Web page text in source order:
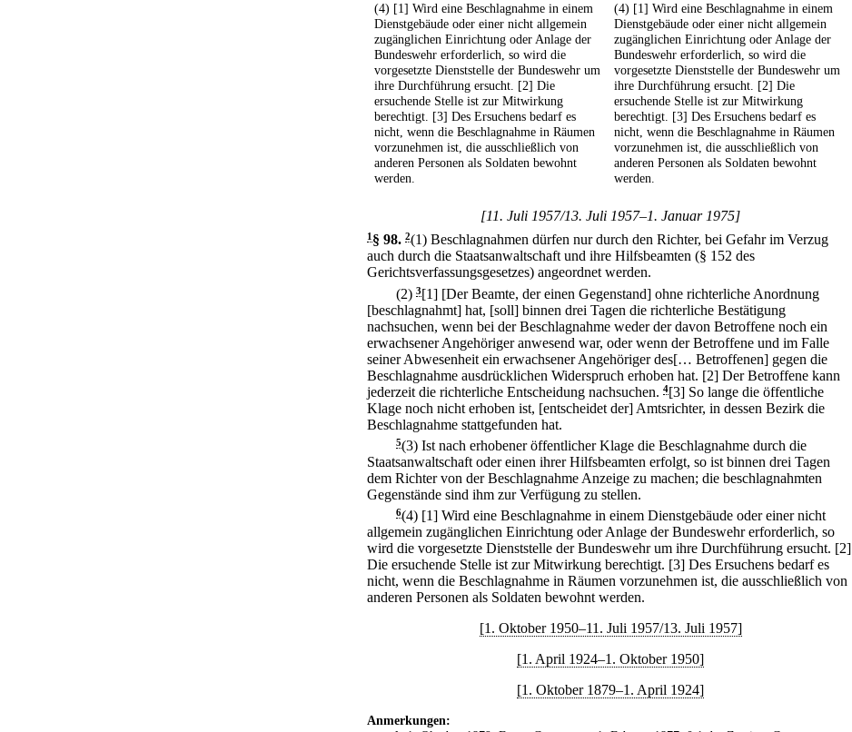
(4) [1] Wird eine Beschlagnahme in einem
Dienstgebäude oder einer nicht allgemein
zugänglichen Einrichtung oder Anlage der
Bundeswehr erforderlich, so wird die
vorgesetzte Dienststelle der Bundeswehr um
ihre Durchführung ersucht. [2] Die
ersuchende Stelle ist zur Mitwirkung
berechtigt. [3] Des Ersuchens bedarf es
nicht, wenn die Beschlagnahme in Räumen
vorzunehmen ist, die ausschließlich von
anderen Personen als Soldaten bewohnt
werden.
(4) [1] Wird eine Beschlagnahme in einem
Dienstgebäude oder einer nicht allgemein
zugänglichen Einrichtung oder Anlage der
Bundeswehr erforderlich, so wird die
vorgesetzte Dienststelle der Bundeswehr um
ihre Durchführung ersucht. [2] Die
ersuchende Stelle ist zur Mitwirkung
berechtigt. [3] Des Ersuchens bedarf es
nicht, wenn die Beschlagnahme in Räumen
vorzunehmen ist, die ausschließlich von
anderen Personen als Soldaten bewohnt
werden.
[11. Juli 1957/13. Juli 1957–1. Januar 1975]
1§ 98. 2(1) Beschlagnahmen dürfen nur durch den Richter, bei Gefahr im Verzug
auch durch die Staatsanwaltschaft und ihre Hilfsbeamten (§ 152 des
Gerichtsverfassungsgesetzes) angeordnet werden.
(2) 3[1] [Der Beamte, der einen Gegenstand] ohne richterliche Anordnung
[beschlagnahmt] hat, [soll] binnen drei Tagen die richterliche Bestätigung
nachsuchen, wenn bei der Beschlagnahme weder der davon Betroffene noch ein
erwachsener Angehöriger anwesend war, oder wenn der Betroffene und im Falle
seiner Abwesenheit ein erwachsener Angehöriger des[… Betroffenen] gegen die
Beschlagnahme ausdrücklichen Widerspruch erhoben hat. [2] Der Betroffene kann
jederzeit die richterliche Entscheidung nachsuchen. 4[3] So lange die öffentliche
Klage noch nicht erhoben ist, [entscheidet der] Amtsrichter, in dessen Bezirk die
Beschlagnahme stattgefunden hat.
5(3) Ist nach erhobener öffentlicher Klage die Beschlagnahme durch die
Staatsanwaltschaft oder einen ihrer Hilfsbeamten erfolgt, so ist binnen drei Tagen
dem Richter von der Beschlagnahme Anzeige zu machen; die beschlagnahmten
Gegenstände sind ihm zur Verfügung zu stellen.
6(4) [1] Wird eine Beschlagnahme in einem Dienstgebäude oder einer nicht
allgemein zugänglichen Einrichtung oder Anlage der Bundeswehr erforderlich, so
wird die vorgesetzte Dienststelle der Bundeswehr um ihre Durchführung ersucht. [2]
Die ersuchende Stelle ist zur Mitwirkung berechtigt. [3] Des Ersuchens bedarf es
nicht, wenn die Beschlagnahme in Räumen vorzunehmen ist, die ausschließlich von
anderen Personen als Soldaten bewohnt werden.
[1. Oktober 1950–11. Juli 1957/13. Juli 1957]
[1. April 1924–1. Oktober 1950]
[1. Oktober 1879–1. April 1924]
Anmerkungen: